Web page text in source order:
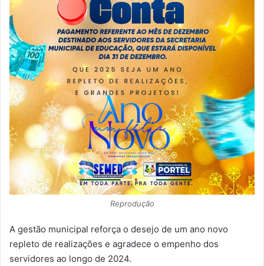
Reprodução
A gestão municipal reforça o desejo de um ano novo
repleto de realizações e agradece o empenho dos
servidores ao longo de 2024.